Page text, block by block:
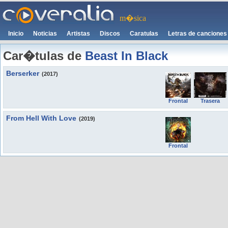
m�sica
Inicio Noticias Artistas Discos Caratulas Letras de canciones
Car�tulas de Beast In Black
Berserker (2017)
Frontal Trasera
From Hell With Love (2019)
Frontal